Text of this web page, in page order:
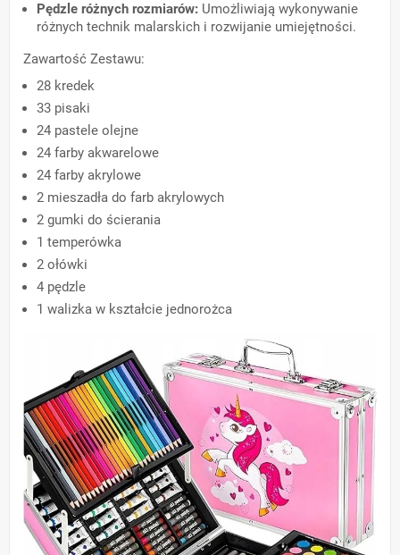
Pędzle różnych rozmiarów: Umożliwiają wykonywanie
różnych technik malarskich i rozwijanie umiejętności.
Zawartość Zestawu:
28 kredek
33 pisaki
24 pastele olejne
24 farby akwarelowe
24 farby akrylowe
2 mieszadła do farb akrylowych
2 gumki do ścierania
1 temperówka
2 ołówki
4 pędzle
1 walizka w kształcie jednorożca